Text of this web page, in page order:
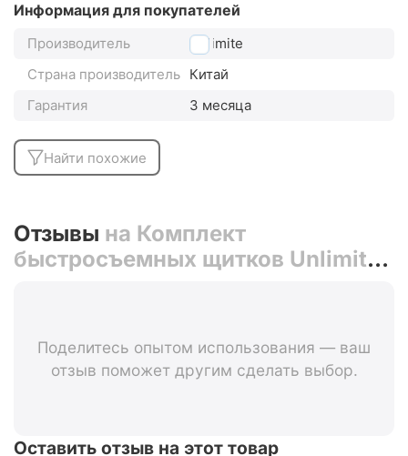
Информация для покупателей
Производитель
Unlimite
Страна производитель Китай
Гарантия
3 месяца
Найти похожие
Отзывы на Комплект
быстросъемных щитков Unlimite
Поделитесь опытом использования — ваш
отзыв поможет другим сделать выбор.
Оставить отзыв на этот товар